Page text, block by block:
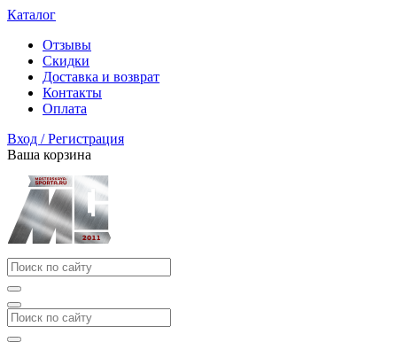
Каталог
Отзывы
Скидки
Доставка и возврат
Контакты
Оплата
Вход / Регистрация
Ваша корзина